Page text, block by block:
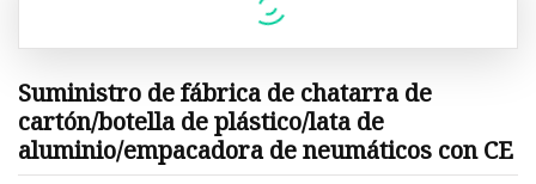
Suministro de fábrica de chatarra de
cartón/botella de plástico/lata de
aluminio/empacadora de neumáticos con CE